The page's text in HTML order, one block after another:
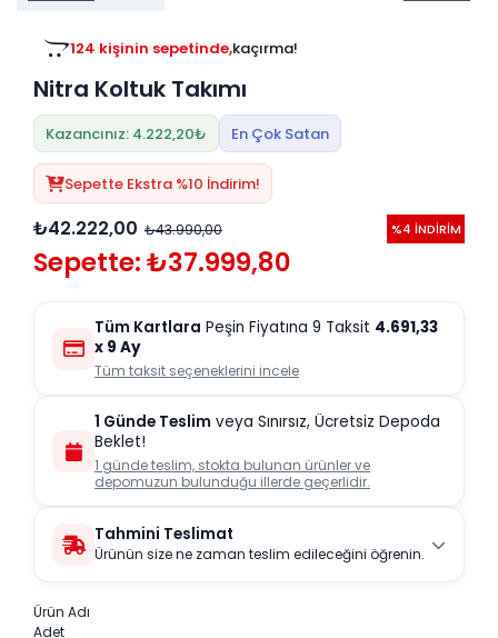
40 kişinin favorisinde,kaçırma!
Nitra Koltuk Takımı
Kazancınız: 4.222,20₺ En Çok Satan
Sepette Ekstra %10 İndirim!
₺42.222,00 ₺43.990,00 %4 İNDİRİM
Sepette: ₺37.999,80
Tüm Kartlara Peşin Fiyatına 9 Taksit 4.691,33
x 9 Ay
Tüm taksit seçeneklerini incele
1 Günde Teslim veya Sınırsız, Ücretsiz Depoda
Beklet!
1 günde teslim, stokta bulunan ürünler ve
depomuzun bulunduğu illerde geçerlidir.
Tahmini Teslimat
Ürünün size ne zaman teslim edileceğini öğrenin.
Ürün Adı
Adet
Üniteleri/Sehpaları
Orta Sehpa
Zigon Sehpa
Orta Puflar
Oturma Odası
Puf Modelleri
Baza
Çalışma Masası
Duvar Rafı
Kitaplık
Oyun ve Aktivite
Masa Setleri
Tablo